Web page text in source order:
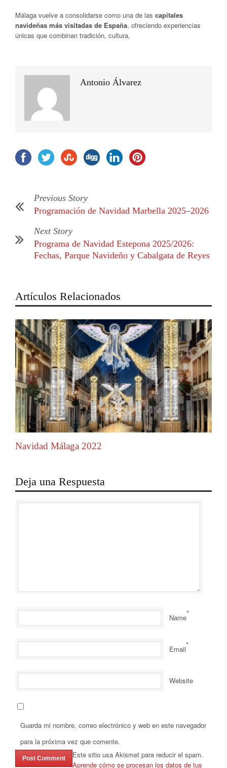
Málaga vuelve a consolidarse como una de las capitales
navideñas más visitadas de España, ofreciendo experiencias
únicas que combinan tradición, cultura,
Antonio Álvarez
Previous Story
Programación de Navidad Marbella 2025–2026
Next Story
Programa de Navidad Estepona 2025/2026:
Fechas, Parque Navideño y Cabalgata de Reyes
Artículos Relacionados
Navidad Málaga 2022
Deja una Respuesta
Name*
Email*
Website
Guarda mi nombre, correo electrónico y web en este navegador
para la próxima vez que comente.
Este sitio usa Akismet para reducir el spam.
Aprende cómo se procesan los datos de tus